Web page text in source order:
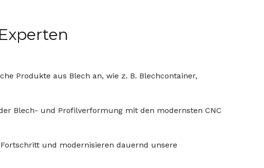
Produkte aus Blech an, wie z. B. Blechcontainer,
Blech- und Profilverformung mit den modernsten CNC
und modernisieren dauernd unsere